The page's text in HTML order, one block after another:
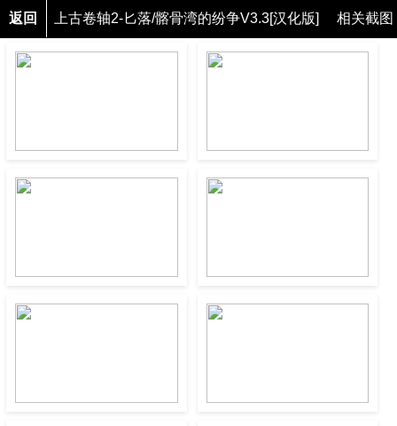
返回 上古卷轴2-匕落/髂骨湾的纷争V3.3[汉化版] 相关截图